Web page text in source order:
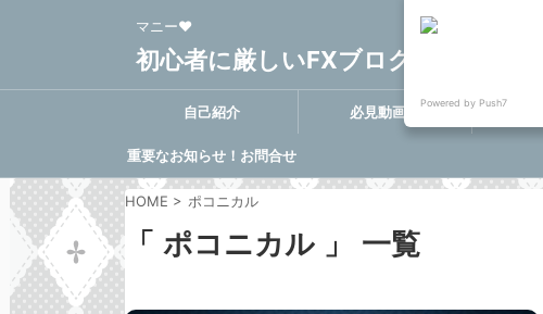
マニー❤
初心者に厳しいFXブログ FX-Clover
自己紹介 必見動画集
重要なお知らせ！お問合せ
に関する決定事項
HOME > ポコニカル
「 ポコニカル 」 一覧
Powered by Push7